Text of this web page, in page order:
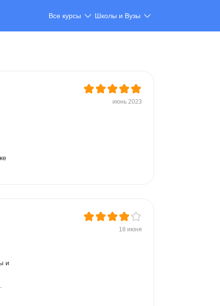
Все курсы Школы и Вузы
июнь 2023
18 июня
и